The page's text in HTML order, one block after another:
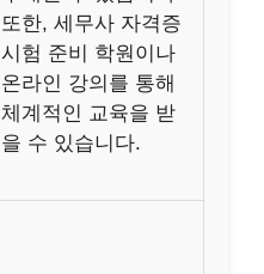
또한, 세무사 자격증
시험 준비 학원이나
온라인 강의를 통해
체계적인 교육을 받
을 수 있습니다.